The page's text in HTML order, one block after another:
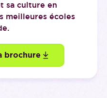
sa culture en
meilleures écoles
brochure